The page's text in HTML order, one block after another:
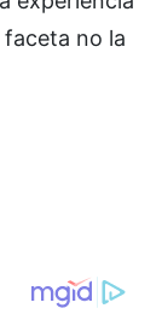
no la